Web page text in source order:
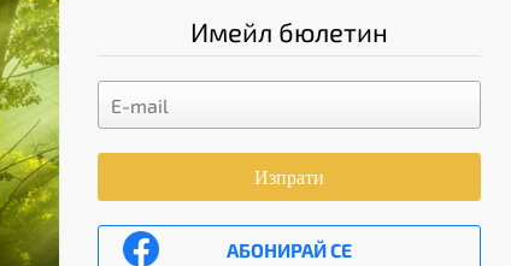
Имейл бюлетин
Изпрати
АБОНИРАЙ СЕ